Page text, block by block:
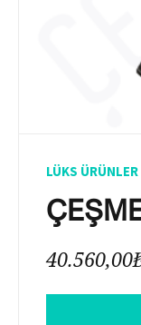
LÜKS ÜRÜNLER
40.560,00